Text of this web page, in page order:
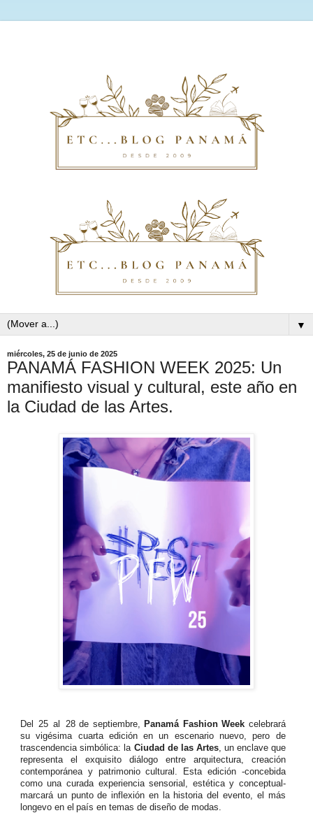
▼
miércoles, 25 de junio de 2025
PANAMÁ FASHION WEEK 2025: Un
manifiesto visual y cultural, este año en
la Ciudad de las Artes.
Del 25 al 28 de septiembre, Panamá Fashion Week celebrará
su vigésima cuarta edición en un escenario nuevo, pero de
trascendencia simbólica: la Ciudad de las Artes, un enclave que
representa el exquisito diálogo entre arquitectura, creación
contemporánea y patrimonio cultural. Esta edición -concebida
como una curada experiencia sensorial, estética y conceptual-
marcará un punto de inflexión en la historia del evento, el más
longevo en el país en temas de diseño de modas.